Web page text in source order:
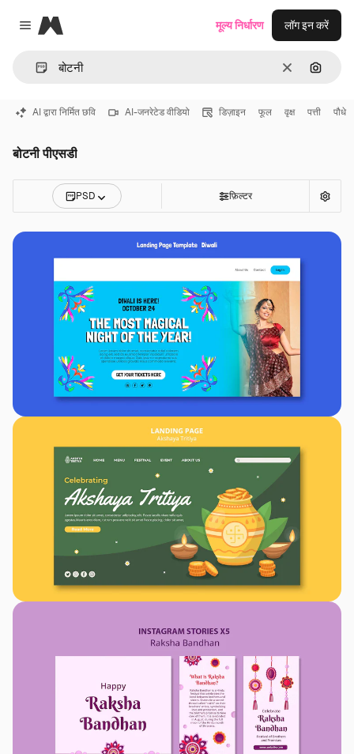
Close menu
Magnific
साफ़ इमेज से
मूल्य निर्धारण लॉग इन करें
AI द्वारा निर्मित छवि AI-जनरेटेड वीडियो डिज़ाइन फूल वृक्ष पत्ती पौधे
बोटनी पीएसडी
PSD फ़िल्टर